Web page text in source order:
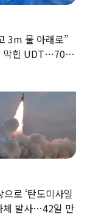
3m 물 아래로”
막힌 UDT…707
로 ‘탄도미사일
체 발사…42일 만